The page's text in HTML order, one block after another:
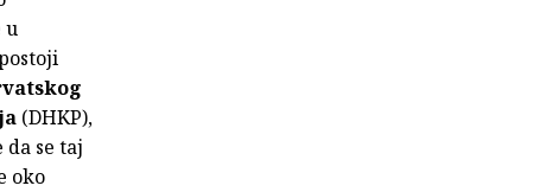
u
(DHKP),
da se taj
oko